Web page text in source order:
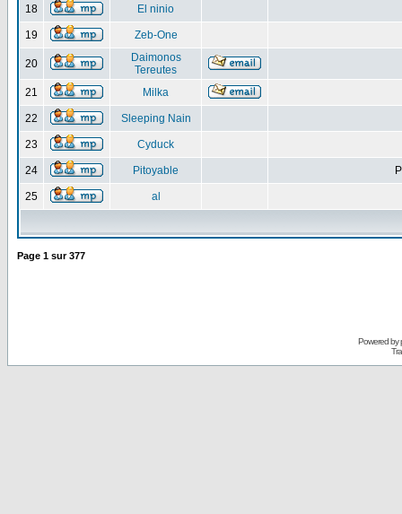
18 El ninio
19 Zeb-One
20
Daimonos
Tereutes
21
Milka
22 Sleeping Nain
23 Cyduck
24 Pitoyable
25 al
Page 1 sur377
Powered by